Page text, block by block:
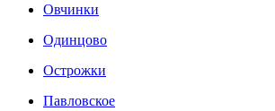
Овчинки
Одинцово
Острожки
Павловское